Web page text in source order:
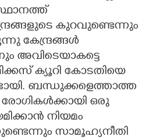
കുറവുണ്ടെന്നും
കേന്ദ്രങ്ങൾ
അവിടെയാകട്ടെ
ക്യൂറി കോടതിയെ
ബന്ധുക്കളെത്താത്ത
ഒരു
നിയമം
സാമൂഹ്യനീതി